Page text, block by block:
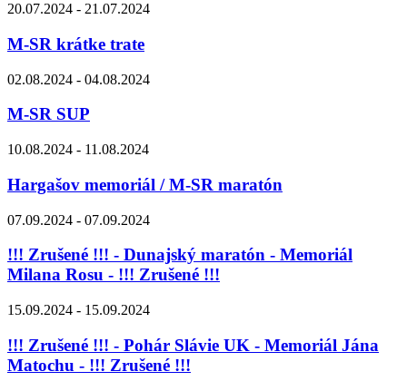
20.07.2024 - 21.07.2024
M-SR krátke trate
02.08.2024 - 04.08.2024
M-SR SUP
10.08.2024 - 11.08.2024
Hargašov memoriál / M-SR maratón
07.09.2024 - 07.09.2024
!!! Zrušené !!! - Dunajský maratón - Memoriál
Milana Rosu - !!! Zrušené !!!
15.09.2024 - 15.09.2024
!!! Zrušené !!! - Pohár Slávie UK - Memoriál Jána
Matochu - !!! Zrušené !!!